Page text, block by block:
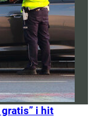
gratis” i hit